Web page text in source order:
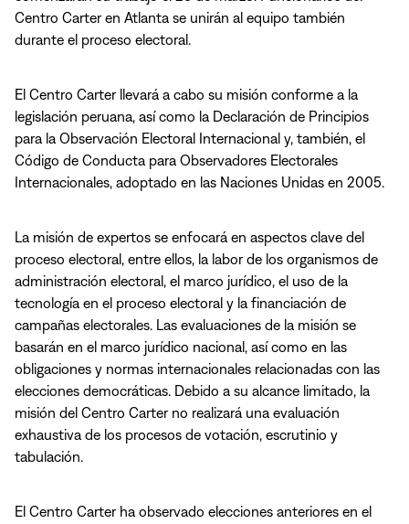
Centro Carter en Atlanta se unirán al equipo también
durante el proceso electoral.
El Centro Carter llevará a cabo su misión conforme a la
legislación peruana, así como la Declaración de Principios
para la Observación Electoral Internacional y, también, el
Código de Conducta para Observadores Electorales
Internacionales, adoptado en las Naciones Unidas en 2005.
La misión de expertos se enfocará en aspectos clave del
proceso electoral, entre ellos, la labor de los organismos de
administración electoral, el marco jurídico, el uso de la
tecnología en el proceso electoral y la financiación de
campañas electorales. Las evaluaciones de la misión se
basarán en el marco jurídico nacional, así como en las
obligaciones y normas internacionales relacionadas con las
elecciones democráticas. Debido a su alcance limitado, la
misión del Centro Carter no realizará una evaluación
exhaustiva de los procesos de votación, escrutinio y
tabulación.
El Centro Carter ha observado elecciones anteriores en el